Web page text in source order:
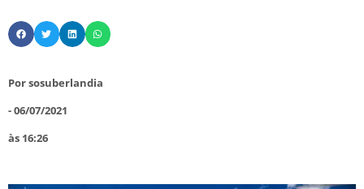
Porsosuberlandia
-06/07/2021
às 16:26